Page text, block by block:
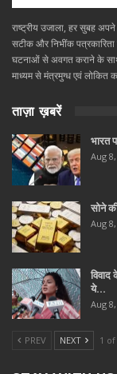
राष्ट्रीय उजाला, हर सुबह
सटीक और निभींक पत्रकारिता
घटनाओं से अवगत कराने के
माध्यम से मंत्रमुग्ध एवं लोकित
ताज़ा ख़बरें
भारत
Aug
सोने
Aug
ये…
Aug
PREV NEXT 1 of